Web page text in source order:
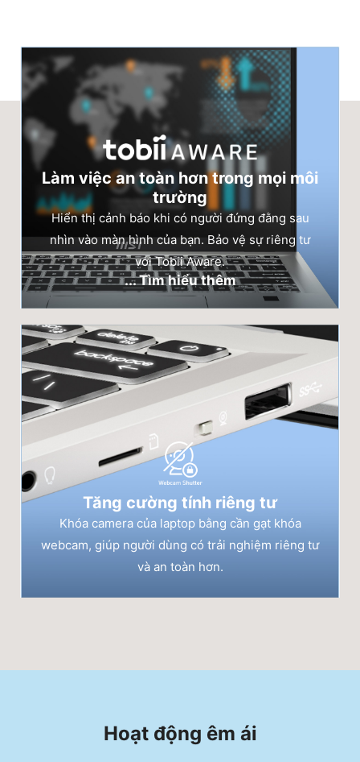
Làm việc an toàn hơn trong mọi môi
trường
Hiển thị cảnh báo khi có người đứng đằng sau
nhìn vào màn hình của bạn. Bảo vệ sự riêng tư
với Tobii Aware.
... Tìm hiểu thêm
Tăng cường tính riêng tư
Khóa camera của laptop bằng cần gạt khóa
webcam, giúp người dùng có trải nghiệm riêng tư
và an toàn hơn.
Hoạt động êm ái